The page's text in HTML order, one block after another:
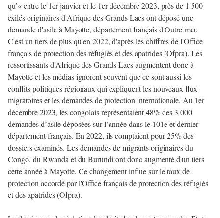
qu’« entre le 1er janvier et le 1er décembre 2023, près de 1 500
exilés originaires d'Afrique des Grands Lacs ont déposé une
demande d'asile à Mayotte, département français d'Outre-mer.
C'est un tiers de plus qu'en 2022, d'après les chiffres de l'Office
français de protection des réfugiés et des apatrides (Ofpra). Les
ressortissants d’Afrique des Grands Lacs augmentent donc à
Mayotte et les médias ignorent souvent que ce sont aussi les
conflits politiques régionaux qui expliquent les nouveaux flux
migratoires et les demandes de protection internationale. Au 1er
décembre 2023, les congolais représentaient 48% des 3 000
demandes d’asile déposées sur l’année dans le 101e et dernier
département français. En 2022, ils comptaient pour 25% des
dossiers examinés. Les demandes de migrants originaires du
Congo, du Rwanda et du Burundi ont donc augmenté d'un tiers
cette année à Mayotte. Ce changement influe sur le taux de
protection accordé par l'Office français de protection des réfugiés
et des apatrides (Ofpra).